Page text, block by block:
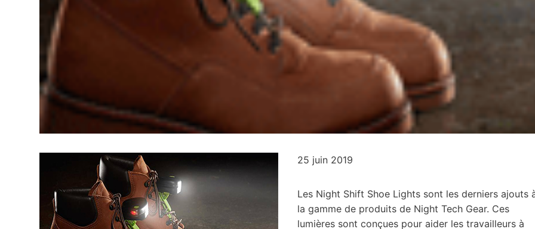
25 juin 2019
Les Night Shift Shoe Lights sont les derniers ajouts
la gamme de produits de Night Tech Gear. Ces
lumières sont conçues pour aider les travailleurs à